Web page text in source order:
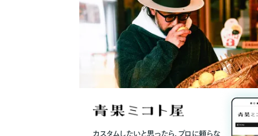
カスタムしたいと思ったら、プロに頼らな